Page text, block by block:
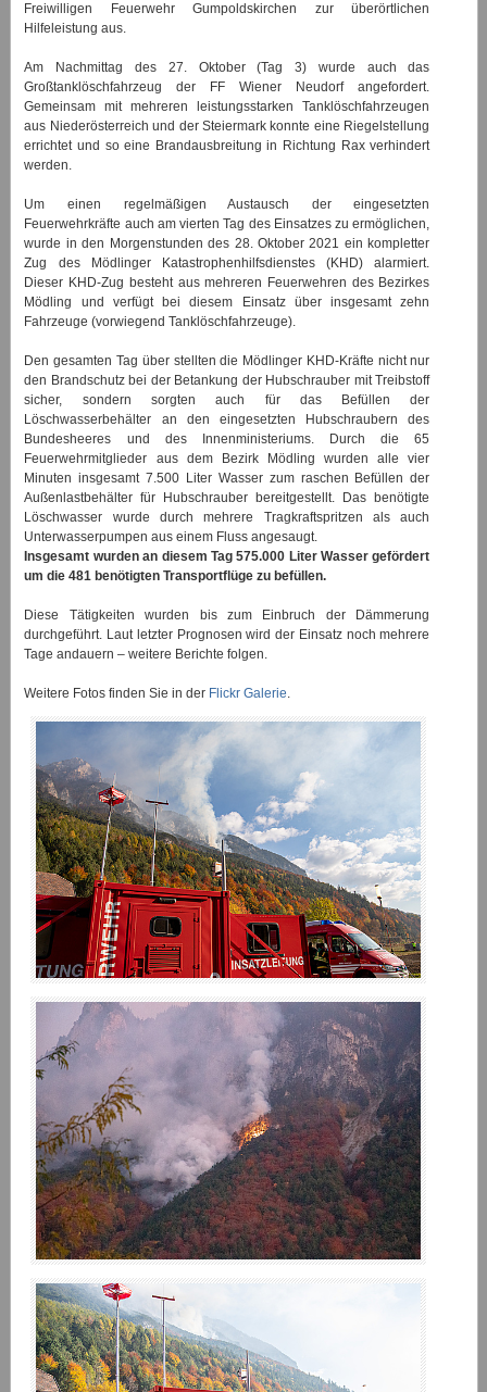
Freiwilligen Feuerwehr Gumpoldskirchen zur überörtlichen
Hilfeleistung aus.
Am Nachmittag des 27. Oktober (Tag 3) wurde auch das
Großtanklöschfahrzeug der FF Wiener Neudorf angefordert.
Gemeinsam mit mehreren leistungsstarken Tanklöschfahrzeugen
aus Niederösterreich und der Steiermark konnte eine Riegelstellung
errichtet und so eine Brandausbreitung in Richtung Rax verhindert
werden.
Um einen regelmäßigen Austausch der eingesetzten
Feuerwehrkräfte auch am vierten Tag des Einsatzes zu ermöglichen,
wurde in den Morgenstunden des 28. Oktober 2021 ein kompletter
Zug des Mödlinger Katastrophenhilfsdienstes (KHD) alarmiert.
Dieser KHD-Zug besteht aus mehreren Feuerwehren des Bezirkes
Mödling und verfügt bei diesem Einsatz über insgesamt zehn
Fahrzeuge (vorwiegend Tanklöschfahrzeuge).
Den gesamten Tag über stellten die Mödlinger KHD-Kräfte nicht nur
den Brandschutz bei der Betankung der Hubschrauber mit Treibstoff
sicher, sondern sorgten auch für das Befüllen der
Löschwasserbehälter an den eingesetzten Hubschraubern des
Bundesheeres und des Innenministeriums. Durch die 65
Feuerwehrmitglieder aus dem Bezirk Mödling wurden alle vier
Minuten insgesamt 7.500 Liter Wasser zum raschen Befüllen der
Außenlastbehälter für Hubschrauber bereitgestellt. Das benötigte
Löschwasser wurde durch mehrere Tragkraftspritzen als auch
Unterwasserpumpen aus einem Fluss angesaugt.
Insgesamt wurden an diesem Tag 575.000 Liter Wasser gefördert
um die 481 benötigten Transportflüge zu befüllen.
Diese Tätigkeiten wurden bis zum Einbruch der Dämmerung
durchgeführt. Laut letzter Prognosen wird der Einsatz noch mehrere
Tage andauern – weitere Berichte folgen.
Weitere Fotos finden Sie in der Flickr Galerie.